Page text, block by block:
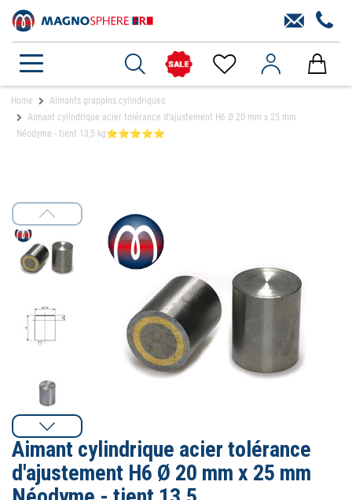
Home
Aimants grappins cylindriques
Aimant cylindrique acier tolérance d'ajustement H6 Ø 20 mm x 25 mm
Néodyme - tient 13,5 kg⭐⭐⭐⭐⭐
Aimant cylindrique acier tolérance
d'ajustement H6 Ø 20 mm x 25 mm